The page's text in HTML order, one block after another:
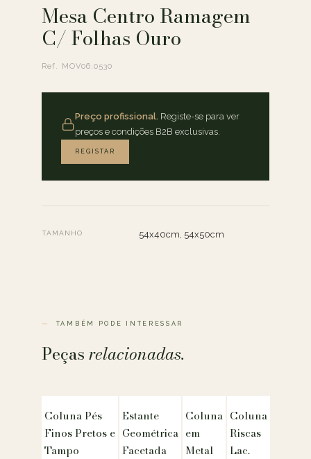
Mesa Centro Ramagem
C/ Folhas Ouro
Ref. MOV06.0530
Preço profissional. Registe-se para ver
preços e condições B2B exclusivas.
REGISTAR
TAMANHO 54x40cm, 54x50cm
TAMBÉM PODE INTERESSAR
Peçasrelacionadas.
Coluna Pés
Finos Pretos e
Tampo
Estante
Geométrica
Facetada
Coluna
em
Metal
Coluna
Riscas
Lac.